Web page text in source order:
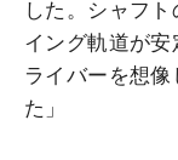
した。シャフ
イング軌道が
ライバーを想
た」